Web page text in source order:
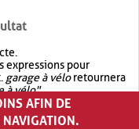
expressions pour
garage à véloretournera
à vélo".
OR.garage OR vélo
garage à vélo
AFIN DE
NAVIGATION.